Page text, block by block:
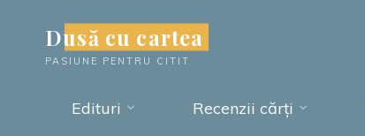
content
Dusă cu cartea
PASIUNE PENTRU CITIT
Edituri Recenzii cărți